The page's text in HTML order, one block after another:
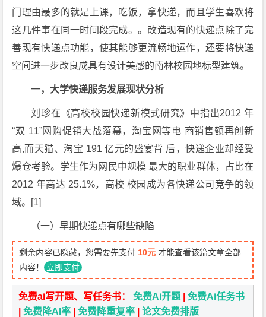
门理由最多的就是上课，吃饭，拿快递，而且学生喜欢将
这几件事在同一时间段完成。。改造现有的快递点除了完
善现有快递点功能，使其能够更流畅地运作，还要将快递
空间进一步改良成具有设计美感的南林校园地标型建筑。
一，大学快递服务发展现状分析
刘珍在《高校校园快递新模式研究》中指出2012 年
“双 11”网购促销大战落幕，淘宝网等电 商销售额再创新
高,而天猫、淘宝 191 亿元的盛宴背 后，快递企业却经受
爆仓考验。学生作为网民中规模 最大的职业群体，占比在
2012 年高达 25.1%，高校 校园成为各快递公司竞争的领
域。[1]
（一）早期快递点有哪些缺陷
剩余内容已隐藏，您需要先支付 10元 才能查看该篇文章全部
内容！ 立即支付
免费ai写开题、写任务书：免费Ai开题 |免费Ai任务书
|免费降AI率 |免费降重复率 |论文免费排版